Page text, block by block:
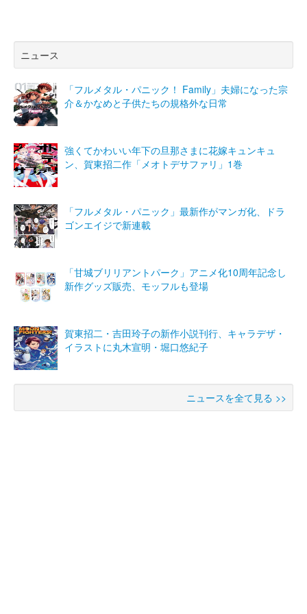
ニュース
「フルメタル・パニック！ Family」夫婦になった宗
介＆かなめと子供たちの規格外な日常
強くてかわいい年下の旦那さまに花嫁キュンキュ
ン、賀東招二作「メオトデサファリ」1巻
「フルメタル・パニック」最新作がマンガ化、ドラ
ゴンエイジで新連載
「甘城ブリリアントパーク」アニメ化10周年記念し
新作グッズ販売、モッフルも登場
賀東招二・吉田玲子の新作小説刊行、キャラデザ・
イラストに丸木宣明・堀口悠紀子
ニュースを全て見る >>